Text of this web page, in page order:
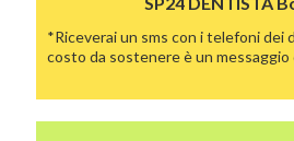
*Riceverai un sms con i telefoni
costo da sostenere è un